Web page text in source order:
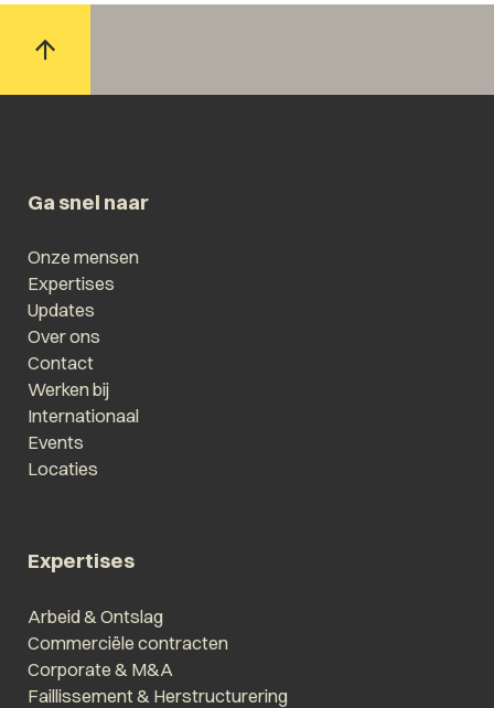
Ga snel naar
Onze mensen
Expertises
Updates
Over ons
Contact
Werken bij
Internationaal
Events
Locaties
Expertises
Arbeid & Ontslag
Commerciële contracten
Corporate & M&A
Faillissement & Herstructurering